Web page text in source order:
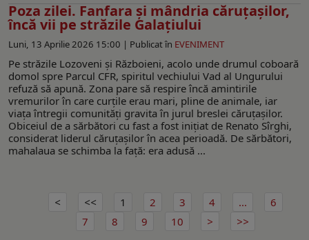
Poza zilei. Fanfara și mândria căruțașilor,
încă vii pe străzile Galațiului
Luni, 13 Aprilie 2026 15:00 | Publicat în EVENIMENT
Pe străzile Lozoveni și Războieni, acolo unde drumul coboară
domol spre Parcul CFR, spiritul vechiului Vad al Ungurului
refuză să apună. Zona pare să respire încă amintirile
vremurilor în care curțile erau mari, pline de animale, iar
viața întregii comunități gravita în jurul breslei căruțașilor.
Obiceiul de a sărbători cu fast a fost inițiat de Renato Sîrghi,
considerat liderul căruțașilor în acea perioadă. De sărbători,
mahalaua se schimba la față: era adusă ...
1 2 3 4 ...
6
7
8 9
10